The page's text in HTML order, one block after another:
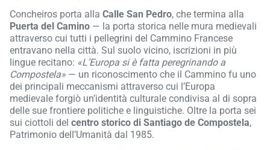
Concheiros porta alla Calle San Pedro, che termina alla
Puerta del Camino — la porta storica nelle mura medievali
attraverso cui tutti i pellegrini del Cammino Francese
entravano nella città. Sul suolo vicino, iscrizioni in più
lingue recitano: «L’Europa si è fatta peregrinando a
Compostela» — un riconoscimento che il Cammino fu uno
dei principali meccanismi attraverso cui l’Europa
medievale forgiò un’identità culturale condivisa al di sopra
delle sue frontiere politiche e linguistiche. Oltre la porta sei
sui ciottoli del centro storico di Santiago de Compostela,
Patrimonio dell’Umanità dal 1985.